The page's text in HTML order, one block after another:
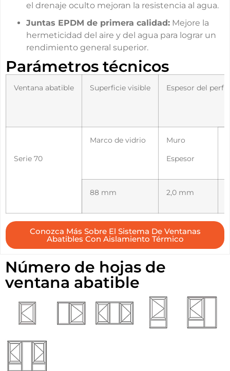
el drenaje oculto mejoran la resistencia al agua.
Juntas EPDM de primera calidad: Mejore la
hermeticidad del aire y del agua para lograr un
rendimiento general superior.
Parámetros técnicos
Ventana abatible Superficie visible Espesor del
Serie 70
Marco de vidrio
Muro
Espesor
88 mm 2,0 mm
Conozca Más Sobre El Sistema De Ventanas
Abatibles Con Aislamiento Térmico
Número de hojas de
ventana abatible